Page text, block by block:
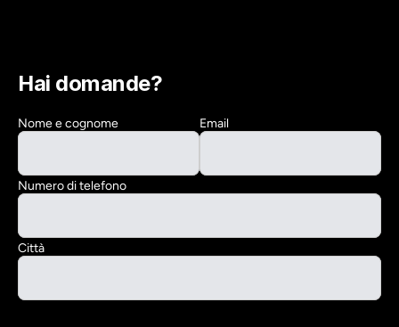
Hai domande?
Nome e cognome Email
Numero di telefono
Città